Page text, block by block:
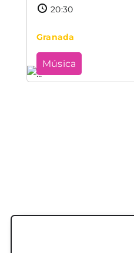
20:30
Granada
Música